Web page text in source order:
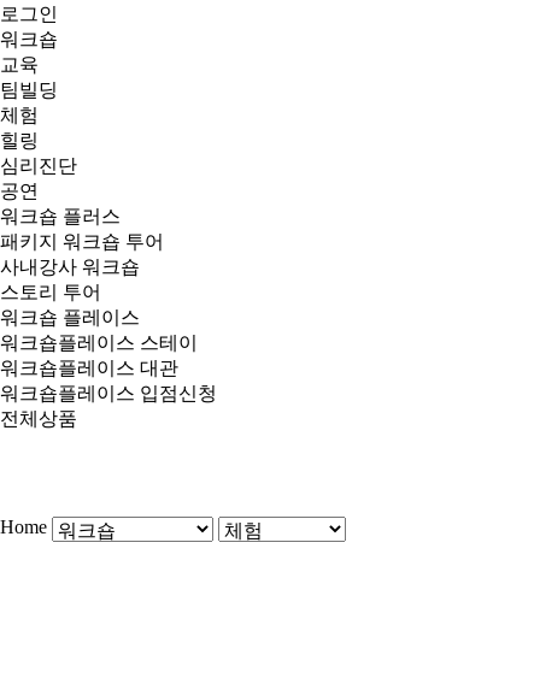
로그인
워크숍
교육
팀빌딩
체험
힐링
심리진단
공연
워크숍 플러스
패키지 워크숍 투어
사내강사 워크숍
스토리 투어
워크숍 플레이스
워크숍플레이스 스테이
워크숍플레이스 대관
워크숍플레이스 입점신청
전체상품
Home